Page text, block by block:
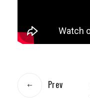
Prev